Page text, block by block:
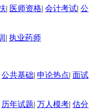
| 医师资格| 会计考试| 公
| 执业药师
公共基础| 申论热点| 面试
历年试题| 万人模考| 估分